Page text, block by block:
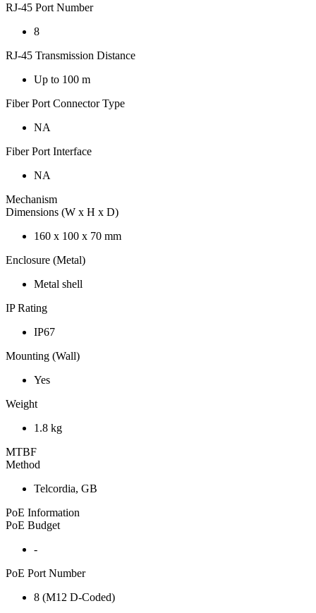
RJ-45 Port Number
8
RJ-45 Transmission Distance
Up to 100 m
Fiber Port Connector Type
NA
Fiber Port Interface
NA
Mechanism
Dimensions (W x H x D)
160 x 100 x 70 mm
Enclosure (Metal)
Metal shell
IP Rating
IP67
Mounting (Wall)
Yes
Weight
1.8 kg
MTBF
Method
Telcordia, GB
PoE Information
PoE Budget
-
PoE Port Number
8 (M12 D-Coded)